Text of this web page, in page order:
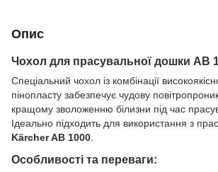
Опис
Чохол для прасувальної дошки AB
Спеціальний чохол із комбінації
пінопласту забезпечує чудову
кращому зволоженню білизни під час
Ідеально підходить для використання з
Kärcher AB 1000
Особливості та переваги: